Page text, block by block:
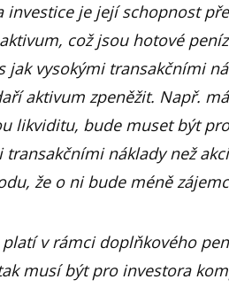
investice je její schopnost
což jsou hotové
jak vysokými transakčními
aktivum zpeněžit. Např.
likviditu, bude muset být
transakčními náklady než
že o ni bude méně
platí v rámci doplňkového
musí být pro investora